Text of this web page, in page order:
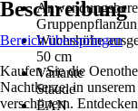
Wuchshöhe
50 cm
Variante
Staude
EAN
Beschreibung
Bereich überspringen
Kaufen Sie die
Nachtkerze, in
verschönern.